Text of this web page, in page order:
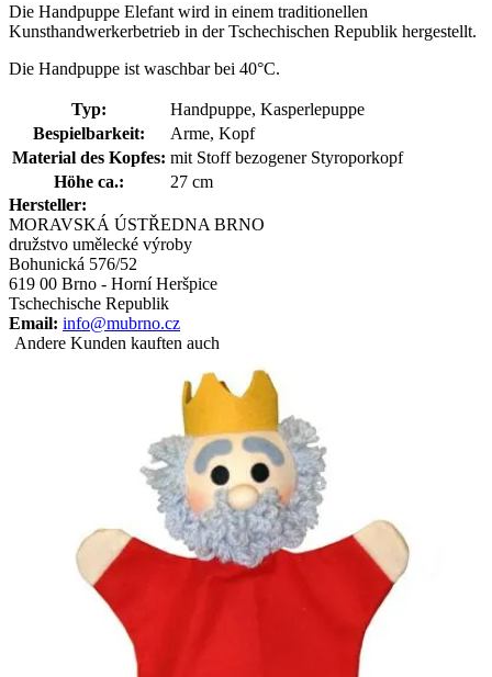
Die Handpuppe Elefant wird in einem traditionellen
Kunsthandwerkerbetrieb in der Tschechischen Republik hergestellt.
Die Handpuppe ist waschbar bei 40°C.
Typ:
Handpuppe, Kasperlepuppe
Bespielbarkeit:
Arme, Kopf
Material des Kopfes: mit Stoff bezogener Styroporkopf
Höhe ca.:
27 cm
Hersteller:
MORAVSKÁ ÚSTŘEDNA BRNO
družstvo umělecké výroby
Bohunická 576/52
619 00 Brno - Horní Heršpice
Tschechische Republik
Email: info@mubrno.cz
Andere Kunden kauften auch